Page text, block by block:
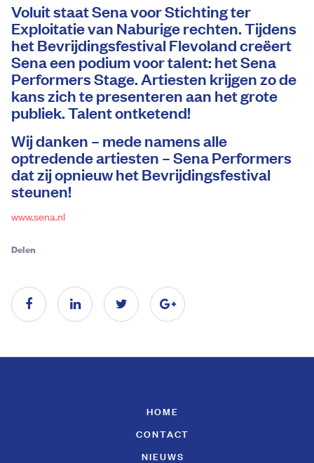
Delen
Voluit staat Sena voor Stichting ter
Exploitatie van Naburige rechten. Tijdens
het Bevrijdingsfestival Flevoland creëert
Sena een podium voor talent: het Sena
Performers Stage. Artiesten krijgen zo de
kans zich te presenteren aan het grote
publiek. Talent ontketend!
Wij danken – mede namens alle
optredende artiesten – Sena Performers
dat zij opnieuw het Bevrijdingsfestival
steunen!
www.sena.nl
HOME
CONTACT
NIEUWS